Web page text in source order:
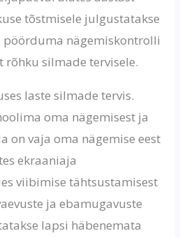
tõstmisele julgustatakse
nägemiskontrolli
rõhku silmade tervisele.
laste silmade tervis.
oma nägemisest ja
on vaja oma nägemise eest
ekraaniaja
viibimise tähtsustamisest
ja ebamugavuste
lapsi häbenemata